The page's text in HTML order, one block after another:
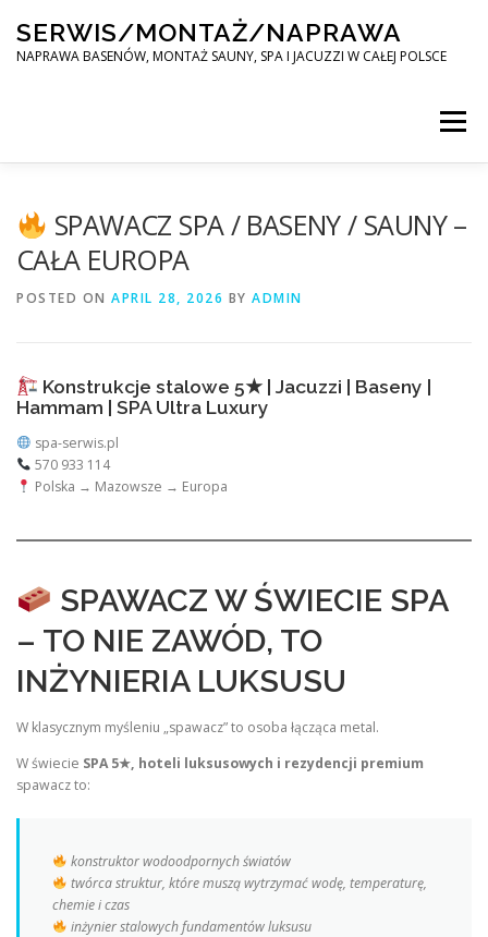
content
SERWIS/MONTAŻ/NAPRAWA
NAPRAWA BASENÓW, MONTAŻ SAUNY, SPA I JACUZZI W CAŁEJ POLSCE
Menu
SPAWACZ SPA / BASENY / SAUNY –
CAŁA EUROPA
POSTED ON APRIL 28, 2026 BY ADMIN
Konstrukcje stalowe 5★ | Jacuzzi | Baseny |
Hammam | SPA Ultra Luxury
spa-serwis.pl
570 933 114
Polska → Mazowsze → Europa
SPAWACZ W ŚWIECIE SPA
– TO NIE ZAWÓD, TO
INŻYNIERIA LUKSUSU
W klasycznym myśleniu „spawacz” to osoba łącząca metal.
W świecie SPA 5★, hoteli luksusowych i rezydencji premium
spawacz to:
konstruktor wodoodpornych światów
twórca struktur, które muszą wytrzymać wodę, temperaturę,
chemie i czas
inżynier stalowych fundamentów luksusu